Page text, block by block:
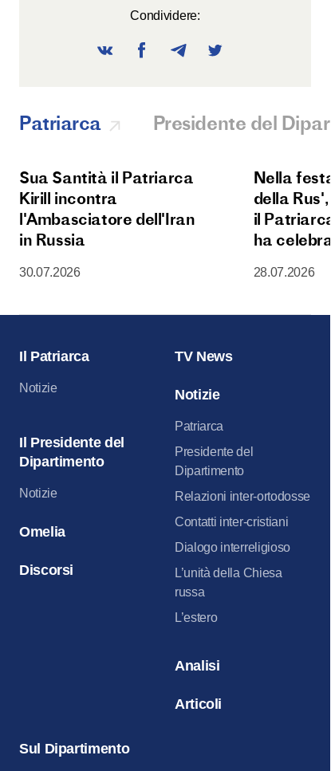
Condividere:
Patriarca Presidente del
Sua Santità il Patriarca
Kirill incontra
l'Ambasciatore dell'Iran
in Russia
30.07.2026
Nella
della
il
ha
della
28.07.2026
Il Patriarca
Notizie
Il Presidente del
Dipartimento
Notizie
Omelia
Discorsi
TV News
Notizie
Patriarca
Presidente del
Dipartimento
Relazioni inter-ortodosse
Contatti inter-cristiani
Dialogo interreligioso
L’unità della Chiesa
russa
L’estero
Analisi
Articoli
Sul Dipartimento